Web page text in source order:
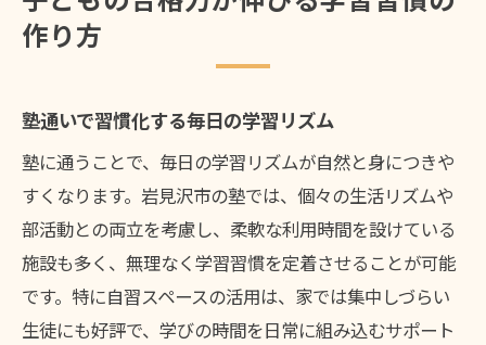
作り方
塾通いで習慣化する毎日の学習リズム
塾に通うことで、毎日の学習リズムが自然と身につきや
すくなります。岩見沢市の塾では、個々の生活リズムや
部活動との両立を考慮し、柔軟な利用時間を設けている
施設も多く、無理なく学習習慣を定着させることが可能
です。特に自習スペースの活用は、家では集中しづらい
生徒にも好評で、学びの時間を日常に組み込むサポート